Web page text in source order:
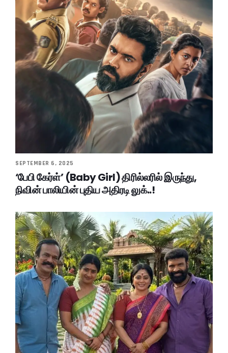
SEPTEMBER 6, 2025
‘பேபி கேர்ள்’ (Baby Girl) திரில்லரில் இருந்து,
நிவின் பாலியின் புதிய அதிரடி லுக்..!